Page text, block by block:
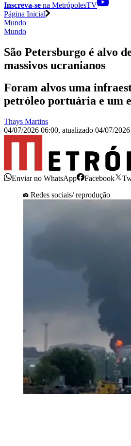
Inscreva-se na MetrópolesTV
Página Inicial
Mundo
Mundo
São Petersburgo é alvo
massivos ucranianos
Foram alvos uma
petróleo portuária e um
Thays Martins
04/07/2026 06:00, atualizado 04/07/
Enviar no WhatsApp Facebook
Redes sociais/ reprodução